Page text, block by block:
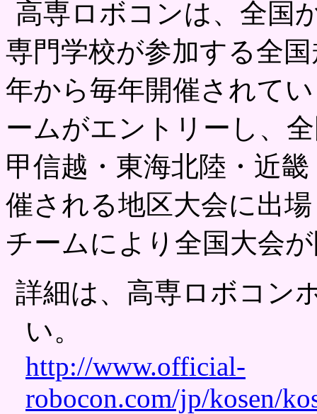
高専ロボコンは、全国
専門学校が参加する全
年から毎年開催されて
ームがエントリーし、
甲信越・東海北陸・近
催される地区大会に出
チームにより全国大会
詳細は、高専ロボコン
い。
http://www.official-
robocon.com/jp/kosen/